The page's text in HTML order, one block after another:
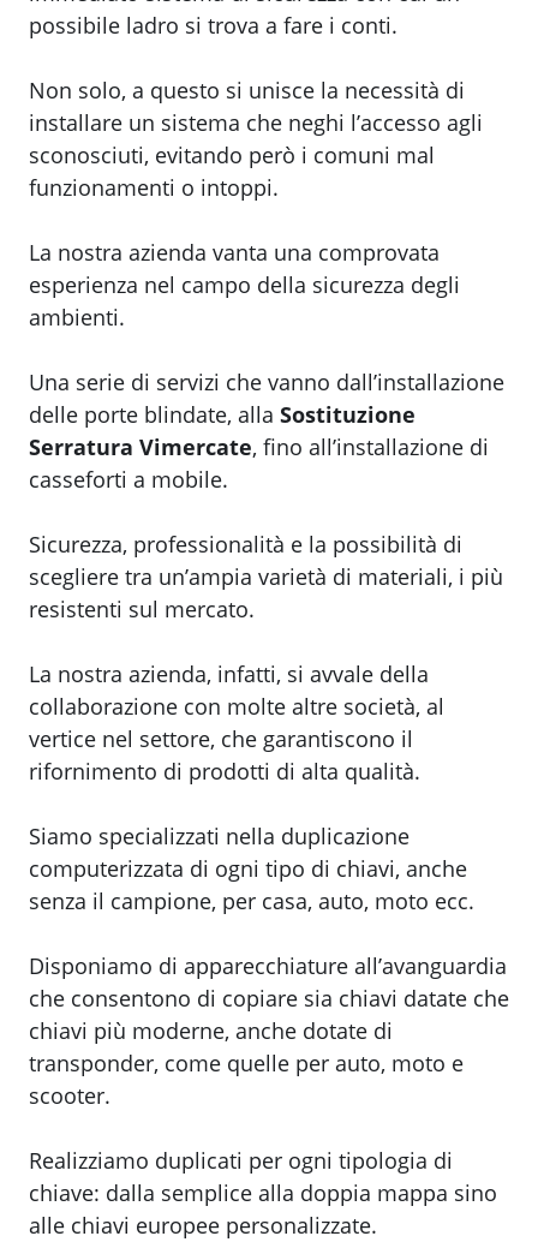
possibile ladro si trova a fare i conti.
Non solo, a questo si unisce la necessità di
installare un sistema che neghi l’accesso agli
sconosciuti, evitando però i comuni mal
funzionamenti o intoppi.
La nostra azienda vanta una comprovata
esperienza nel campo della sicurezza degli
ambienti.
Una serie di servizi che vanno dall’installazione
delle porte blindate, alla Sostituzione
Serratura Vimercate, fino all’installazione di
casseforti a mobile.
Sicurezza, professionalità e la possibilità di
scegliere tra un’ampia varietà di materiali, i più
resistenti sul mercato.
La nostra azienda, infatti, si avvale della
collaborazione con molte altre società, al
vertice nel settore, che garantiscono il
rifornimento di prodotti di alta qualità.
Siamo specializzati nella duplicazione
computerizzata di ogni tipo di chiavi, anche
senza il campione, per casa, auto, moto ecc.
Disponiamo di apparecchiature all’avanguardia
che consentono di copiare sia chiavi datate che
chiavi più moderne, anche dotate di
transponder, come quelle per auto, moto e
scooter.
Realizziamo duplicati per ogni tipologia di
chiave: dalla semplice alla doppia mappa sino
alle chiavi europee personalizzate.